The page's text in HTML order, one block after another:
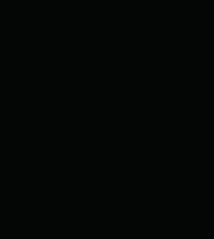
ーター）、SPYSHE ---------- メ